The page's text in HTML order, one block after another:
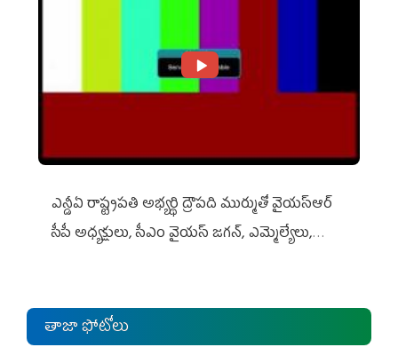
ఎన్డీఏ రాష్ట్ర‌ప‌తి అభ్య‌ర్థి ద్రౌప‌ది ముర్ముతో వైయ‌స్ఆర్
సీపీ అధ్య‌క్షులు, సీఎం వైయ‌స్ జ‌గ‌న్, ఎమ్మెల్యేలు,
తాజా ఫోటోలు